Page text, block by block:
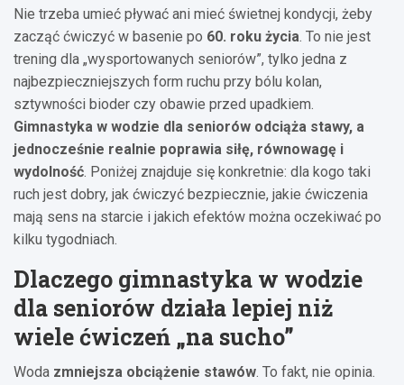
Nie trzeba umieć pływać ani mieć świetnej kondycji, żeby
zacząć ćwiczyć w basenie po 60. roku życia. To nie jest
trening dla „wysportowanych seniorów”, tylko jedna z
najbezpieczniejszych form ruchu przy bólu kolan,
sztywności bioder czy obawie przed upadkiem.
Gimnastyka w wodzie dla seniorów odciąża stawy, a
jednocześnie realnie poprawia siłę, równowagę i
wydolność. Poniżej znajduje się konkretnie: dla kogo taki
ruch jest dobry, jak ćwiczyć bezpiecznie, jakie ćwiczenia
mają sens na starcie i jakich efektów można oczekiwać po
kilku tygodniach.
Dlaczego gimnastyka w wodzie
dla seniorów działa lepiej niż
wiele ćwiczeń „na sucho”
Woda zmniejsza obciążenie stawów. To fakt, nie opinia.